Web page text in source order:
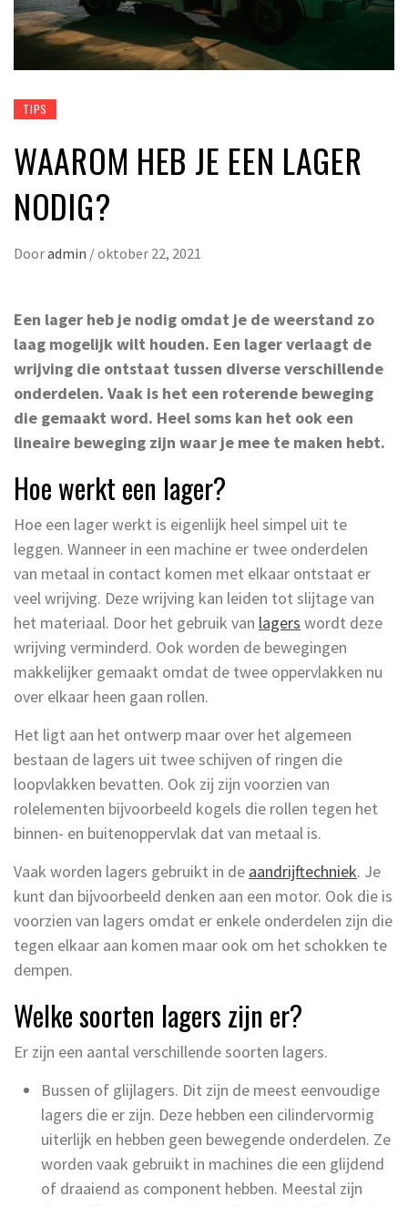
TIPS
WAAROM HEB JE EEN LAGER
NODIG?
Dooradmin /oktober 22, 2021
Een lager heb je nodig omdat je de weerstand zo
laag mogelijk wilt houden. Een lager verlaagt de
wrijving die ontstaat tussen diverse verschillende
onderdelen. Vaak is het een roterende beweging
die gemaakt word. Heel soms kan het ook een
lineaire beweging zijn waar je mee te maken hebt.
Hoe werkt een lager?
Hoe een lager werkt is eigenlijk heel simpel uit te
leggen. Wanneer in een machine er twee onderdelen
van metaal in contact komen met elkaar ontstaat er
veel wrijving. Deze wrijving kan leiden tot slijtage van
het materiaal. Door het gebruik van lagers wordt deze
wrijving verminderd. Ook worden de bewegingen
makkelijker gemaakt omdat de twee oppervlakken nu
over elkaar heen gaan rollen.
Het ligt aan het ontwerp maar over het algemeen
bestaan de lagers uit twee schijven of ringen die
loopvlakken bevatten. Ook zij zijn voorzien van
rolelementen bijvoorbeeld kogels die rollen tegen het
binnen- en buitenoppervlak dat van metaal is.
Vaak worden lagers gebruikt in de aandrijftechniek. Je
kunt dan bijvoorbeeld denken aan een motor. Ook die is
voorzien van lagers omdat er enkele onderdelen zijn die
tegen elkaar aan komen maar ook om het schokken te
dempen.
Welke soorten lagers zijn er?
Er zijn een aantal verschillende soorten lagers.
Bussen of glijlagers. Dit zijn de meest eenvoudige
lagers die er zijn. Deze hebben een cilindervormig
uiterlijk en hebben geen bewegende onderdelen. Ze
worden vaak gebruikt in machines die een glijdend
of draaiend as component hebben. Meestal zijn